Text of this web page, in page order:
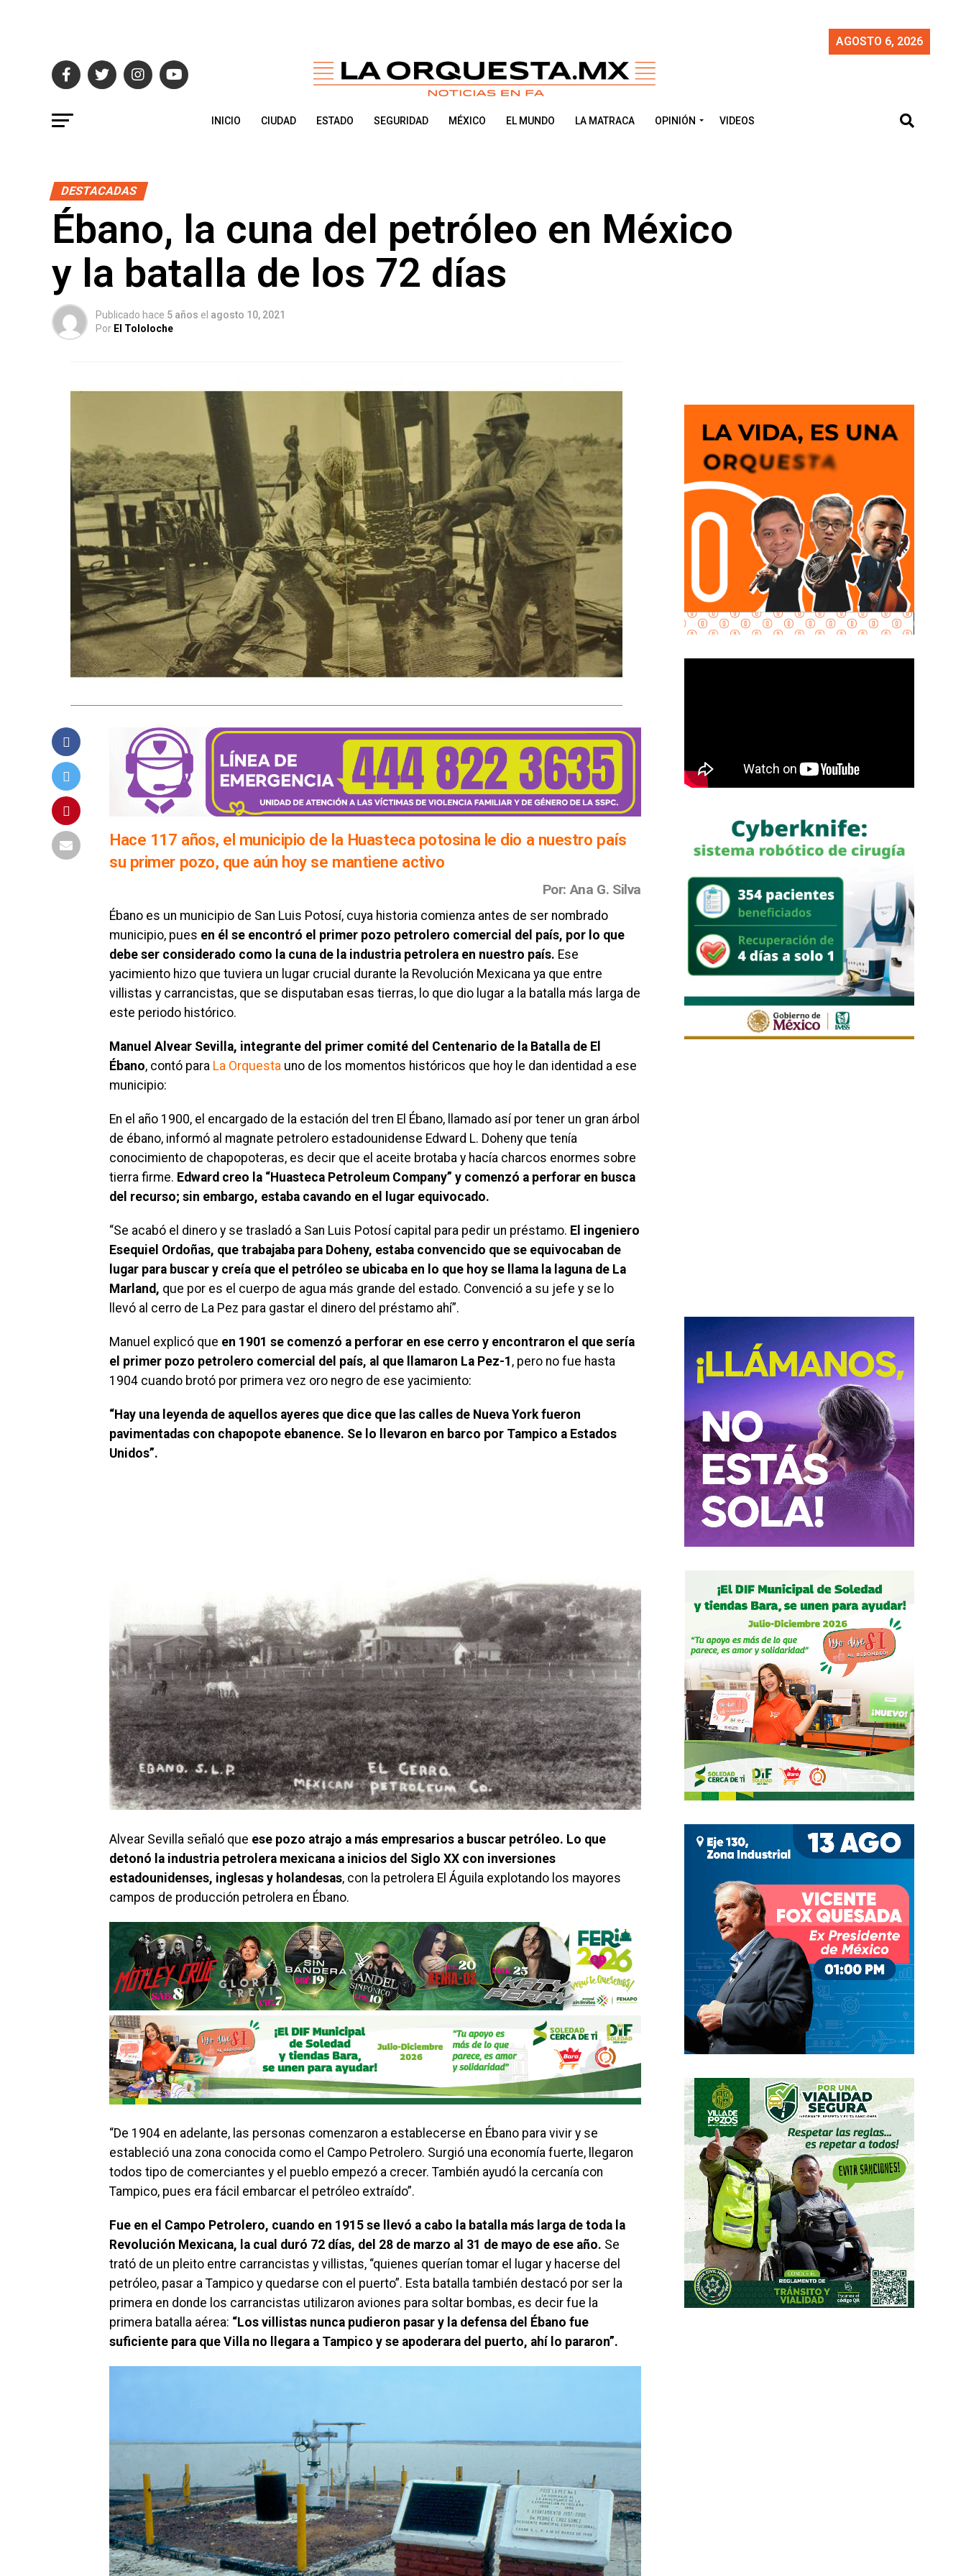
AGOSTO 6, 2026
INICIO CIUDAD ESTADO SEGURIDAD MÉXICO EL MUNDO LA MATRACA OPINIÓN VIDEOS
DESTACADAS
Ébano, la cuna del petróleo en México
y la batalla de los 72 días
Publicado hace 5 años el agosto 10, 2021
Por El Tololoche
Hace 117 años, el municipio de la Huasteca potosina le dio a nuestro país
su primer pozo, que aún hoy se mantiene activo
Por: Ana G. Silva
Ébano es un municipio de San Luis Potosí, cuya historia comienza antes de ser nombrado
municipio, pues en él se encontró el primer pozo petrolero comercial del país, por lo que
debe ser considerado como la cuna de la industria petrolera en nuestro país. Ese
yacimiento hizo que tuviera un lugar crucial durante la Revolución Mexicana ya que entre
villistas y carrancistas, que se disputaban esas tierras, lo que dio lugar a la batalla más larga de
este periodo histórico.
Manuel Alvear Sevilla, integrante del primer comité del Centenario de la Batalla de El
Ébano, contó para La Orquesta uno de los momentos históricos que hoy le dan identidad a ese
municipio:
En el año 1900, el encargado de la estación del tren El Ébano, llamado así por tener un gran árbol
de ébano, informó al magnate petrolero estadounidense Edward L. Doheny que tenía
conocimiento de chapopoteras, es decir que el aceite brotaba y hacía charcos enormes sobre
tierra firme. Edward creo la “Huasteca Petroleum Company” y comenzó a perforar en busca
del recurso; sin embargo, estaba cavando en el lugar equivocado.
“Se acabó el dinero y se trasladó a San Luis Potosí capital para pedir un préstamo. El ingeniero
Esequiel Ordoñas, que trabajaba para Doheny, estaba convencido que se equivocaban de
lugar para buscar y creía que el petróleo se ubicaba en lo que hoy se llama la laguna de La
Marland, que por es el cuerpo de agua más grande del estado. Convenció a su jefe y se lo
llevó al cerro de La Pez para gastar el dinero del préstamo ahí”.
Manuel explicó que en 1901 se comenzó a perforar en ese cerro y encontraron el que sería
el primer pozo petrolero comercial del país, al que llamaron La Pez-1 , pero no fue hasta
1904 cuando brotó por primera vez oro negro de ese yacimiento:
“Hay una leyenda de aquellos ayeres que dice que las calles de Nueva York fueron
pavimentadas con chapopote ebanence. Se lo llevaron en barco por Tampico a Estados
Unidos”.
Alvear Sevilla señaló que ese pozo atrajo a más empresarios a buscar petróleo. Lo que
detonó la industria petrolera mexicana a inicios del Siglo XX con inversiones
estadounidenses, inglesas y holandesas, con la petrolera El Águila explotando los mayores
campos de producción petrolera en Ébano.
“De 1904 en adelante, las personas comenzaron a establecerse en Ébano para vivir y se
estableció una zona conocida como el Campo Petrolero. Surgió una economía fuerte, llegaron
todos tipo de comerciantes y el pueblo empezó a crecer. También ayudó la cercanía con
Tampico, pues era fácil embarcar el petróleo extraído”.
Fue en el Campo Petrolero, cuando en 1915 se llevó a cabo la batalla más larga de toda la
Revolución Mexicana, la cual duró 72 días, del 28 de marzo al 31 de mayo de ese año. Se
trató de un pleito entre carrancistas y villistas, “quienes querían tomar el lugar y hacerse del
petróleo, pasar a Tampico y quedarse con el puerto”. Esta batalla también destacó por ser la
primera en donde los carrancistas utilizaron aviones para soltar bombas, es decir fue la
primera batalla aérea: “Los villistas nunca pudieron pasar y la defensa del Ébano fue
suficiente para que Villa no llegara a Tampico y se apoderara del puerto, ahí lo pararon”.